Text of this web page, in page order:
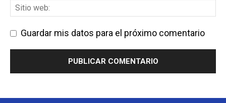
Guardar mis datos para el próximo comentario